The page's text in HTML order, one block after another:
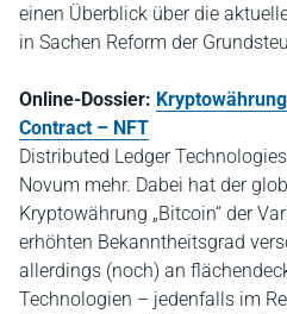
einen Überblick über die
in Sachen Reform der
Online-Dossier:
Contract – NFT
Distributed Ledger
Novum mehr. Dabei hat der
Kryptowährung „Bitcoin“ der
erhöhten Bekanntheitsgrad
allerdings (noch) an
Technologien – jedenfalls im